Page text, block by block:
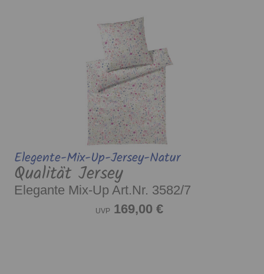
Elegente-Mix-Up-Jersey-Natur
Qualität Jersey
Elegante Mix-Up Art.Nr. 3582/7
UVP 169,00 €